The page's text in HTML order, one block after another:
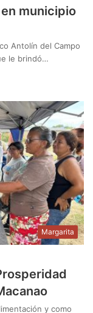
municipio
Antolín del Campo
le brindó…
Margarita
y como